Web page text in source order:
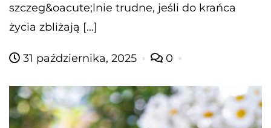
szczeg&oacute;lnie trudne, jeśli do krańca
życia zbliżają […]
31 października, 2025 0